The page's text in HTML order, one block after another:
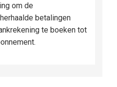
om de
betalingen
te boeken tot